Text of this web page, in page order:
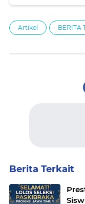
Artikel BERITA
Berita Terkait